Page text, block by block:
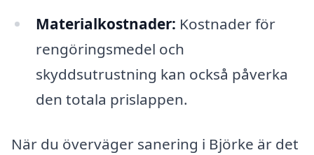
Materialkostnader: Kostnader för
rengöringsmedel och
skyddsutrustning kan också påverka
den totala prislappen.
När du överväger sanering i Björke är det